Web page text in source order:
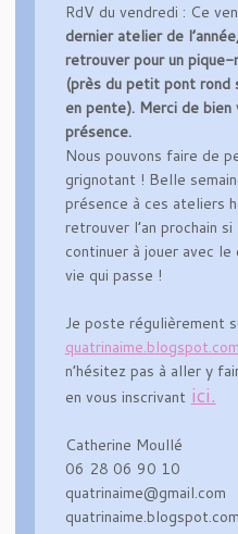
RdV du vendredi : Ce
dernier atelier de
retrouver pour un
(près du petit pont rond
en pente). Merci de
présence.
Nous pouvons faire de
grignotant ! Belle
présence à ces ateliers
retrouver l’an prochain
continuer à jouer avec
vie qui passe !
Je poste régulièrement
quatrinaime.blogspot.com
n’hésitez pas à aller y
en vous inscrivant ici.
Catherine Moullé
06 28 06 90 10
quatrinaime@gmail.com
quatrinaime.blogspot.com